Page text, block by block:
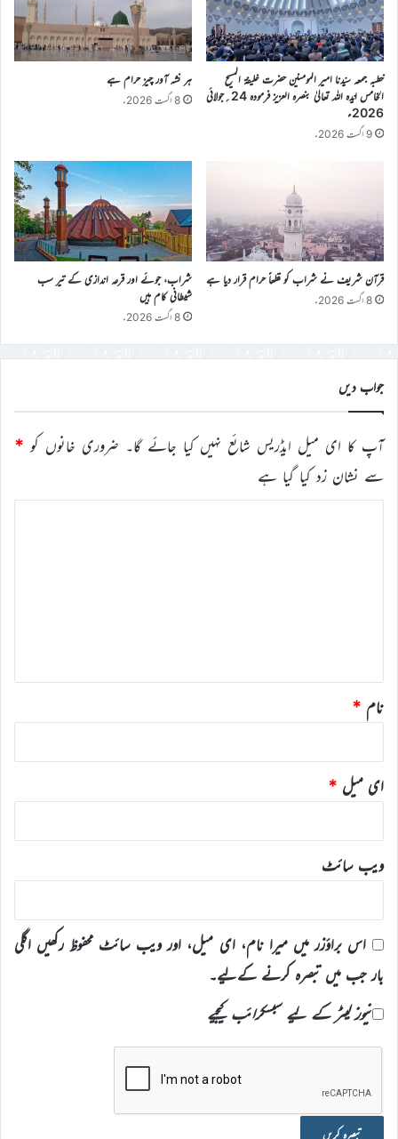
خطبہ جمعہ سیّدنا امیر المومنین حضرت خلیفۃ المسیح
الخامس ایّدہ اللہ تعالیٰ بنصرہ العزیز فرمودہ 24؍جولائی
2026ء
9 اگست 2026ء
ہر نشہ آور چیز حرام ہے
8 اگست 2026ء
قرآن شریف نے شراب کو قطعاً حرام قرار دیا ہے
8 اگست 2026ء
شراب، جوئے اور قرعہ اندازی کے تیر سب
شیطانی کام ہیں
8 اگست 2026ء
جواب دیں
آپ کا ای میل ایڈریس شائع نہیں کیا جائے گا۔ ضروری خانوں کو *
سے نشان زد کیا گیا ہے
نام *
ای میل *
ویب‌ سائٹ
اس براؤزر میں میرا نام، ای میل، اور ویب سائٹ محفوظ رکھیں اگلی
بار جب میں تبصرہ کرنے کےلیے۔
نیوز لیٹر کے لیے سبسکرائب کیجیے